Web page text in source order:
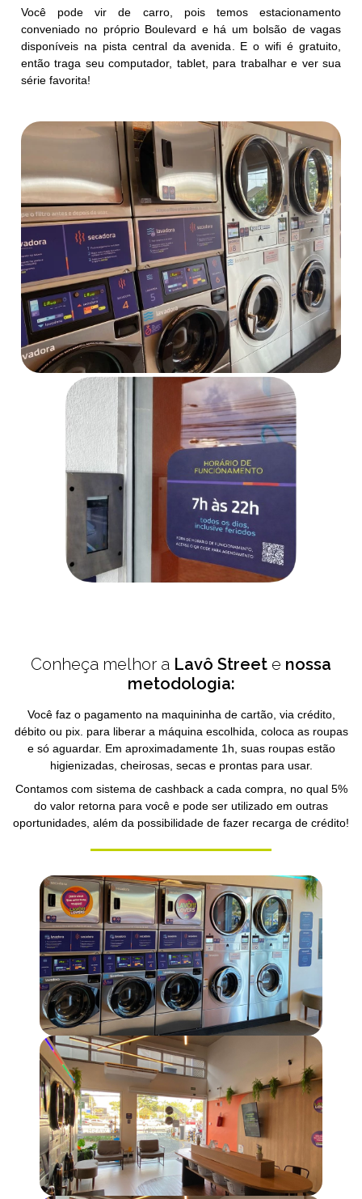
Você pode vir de carro, pois temos estacionamento
conveniado no próprio Boulevard e há um bolsão de vagas
disponíveis na pista central da avenida. E o wifi é gratuito,
então traga seu computador, tablet, para trabalhar e ver sua
série favorita!
Conheça melhor a Lavô Street e nossa
metodologia:
Você faz o pagamento na maquininha de cartão, via crédito,
débito ou pix. para liberar a máquina escolhida, coloca as roupas
e só aguardar. Em aproximadamente 1h, suas roupas estão
higienizadas, cheirosas, secas e prontas para usar.
Contamos com sistema de cashback a cada compra, no qual 5%
do valor retorna para você e pode ser utilizado em outras
oportunidades, além da possibilidade de fazer recarga de crédito!